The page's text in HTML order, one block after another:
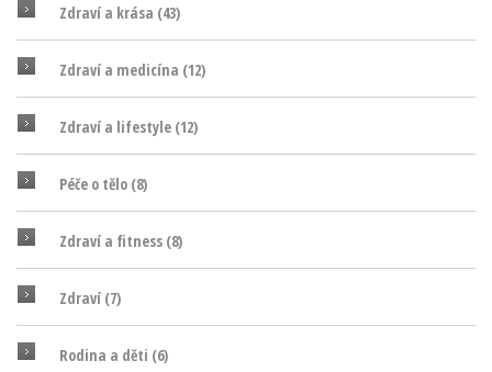
Zdraví a krása (43)
Zdraví a medicína (12)
Zdraví a lifestyle (12)
Péče o tělo (8)
Zdraví a fitness (8)
Zdraví (7)
Rodina a děti (6)